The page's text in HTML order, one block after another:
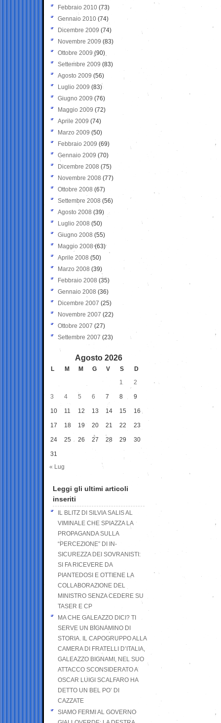
Febbraio 2010 (73)
Gennaio 2010 (74)
Dicembre 2009 (74)
Novembre 2009 (83)
Ottobre 2009 (90)
Settembre 2009 (83)
Agosto 2009 (56)
Luglio 2009 (83)
Giugno 2009 (76)
Maggio 2009 (72)
Aprile 2009 (74)
Marzo 2009 (50)
Febbraio 2009 (69)
Gennaio 2009 (70)
Dicembre 2008 (75)
Novembre 2008 (77)
Ottobre 2008 (67)
Settembre 2008 (56)
Agosto 2008 (39)
Luglio 2008 (50)
Giugno 2008 (55)
Maggio 2008(63)
Aprile 2008 (50)
Marzo 2008 (39)
Febbraio 2008 (35)
Gennaio 2008 (36)
Dicembre 2007 (25)
Novembre 2007 (22)
Ottobre 2007 (27)
Settembre 2007 (23)
Agosto 2026
L M M G V S
D
1
2
3 4 5 6 7 8 9
10 11 12 13 14 15 16
17 18 19 20 21 22 23
24 25 26 27 28 29 30
31
« Lug
Leggi gli ultimi articoli
inseriti
IL BLITZ DI SILVIA SALIS AL
VIMINALE CHE SPIAZZA LA
PROPAGANDA SULLA
“PERCEZIONE” DI IN-
SICUREZZA DEI SOVRANISTI:
SI FA RICEVERE DA
PIANTEDOSI E OTTIENE LA
COLLABORAZIONE DEL
MINISTRO SENZA CEDERE SU
TASER E CP
MA CHE GALEAZZO DICI? TI
SERVE UN BIGNAMINO DI
STORIA. IL CAPOGRUPPO ALLA
CAMERA DI FRATELLI D’ITALIA,
GALEAZZO BIGNAMI, NEL SUO
ATTACCO SCONSIDERATO A
OSCAR LUIGI SCALFARO HA
DETTO UN BEL PO’ DI
CAZZATE
SIAMO FERMI AL GOVERNO